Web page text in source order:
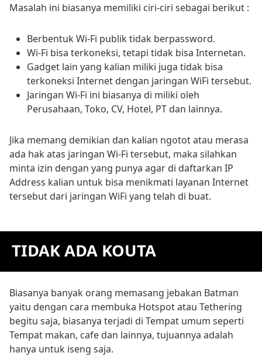
Masalah ini biasanya memiliki ciri-ciri sebagai berikut :
Berbentuk Wi-Fi publik tidak berpassword.
Wi-Fi bisa terkoneksi, tetapi tidak bisa Internetan.
Gadget lain yang kalian miliki juga tidak bisa
terkoneksi Internet dengan jaringan WiFi tersebut.
Jaringan Wi-Fi ini biasanya di miliki oleh
Perusahaan, Toko, CV, Hotel, PT dan lainnya.
Jika memang demikian dan kalian ngotot atau merasa
ada hak atas jaringan Wi-Fi tersebut, maka silahkan
minta izin dengan yang punya agar di daftarkan IP
Address kalian untuk bisa menikmati layanan Internet
tersebut dari jaringan WiFi yang telah di buat.
TIDAK ADA KOUTA
Biasanya banyak orang memasang jebakan Batman
yaitu dengan cara membuka Hotspot atau Tethering
begitu saja, biasanya terjadi di Tempat umum seperti
Tempat makan, cafe dan lainnya, tujuannya adalah
hanya untuk iseng saja.